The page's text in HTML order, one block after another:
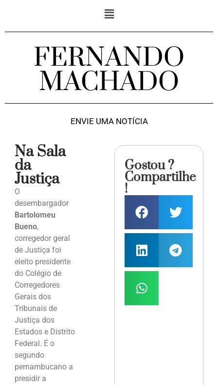
FERNANDO
MACHADO
ENVIE UMA NOTÍCIA
Na Sala
da
Justiça
O
desembargador
Bartolomeu
Bueno,
corregedor geral
de Justiça foi
eleito presidente
do Colégio de
Corregedores
Gerais dos
Tribunais de
Justiça dos
Estados e Distrito
Federal. É o
segundo
pernambucano a
presidir a
Gostou ?
Compartilhe
!